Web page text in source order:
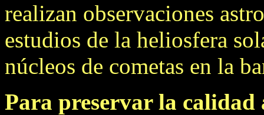
realizan observaciones
estudios de la heliosfera
núcleos de cometas en la
Para preservar la calidad